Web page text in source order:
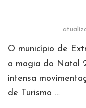
O município de
a magia do Natal
intensa
de Turismo …